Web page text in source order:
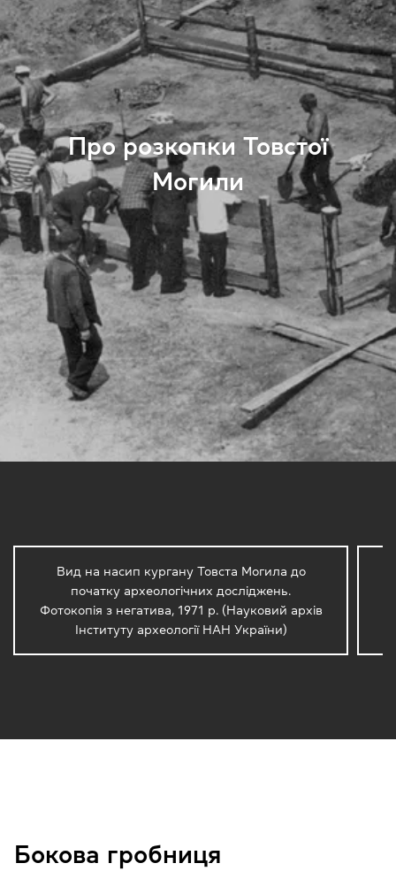
Про розкопки Товстої
Могили
Вид на насип кургану Товста Могила до
початку археологічних досліджень.
Фотокопія з негатива, 1971 р. (Науковий архів
Інституту археології НАН України)
Бокова гробниця